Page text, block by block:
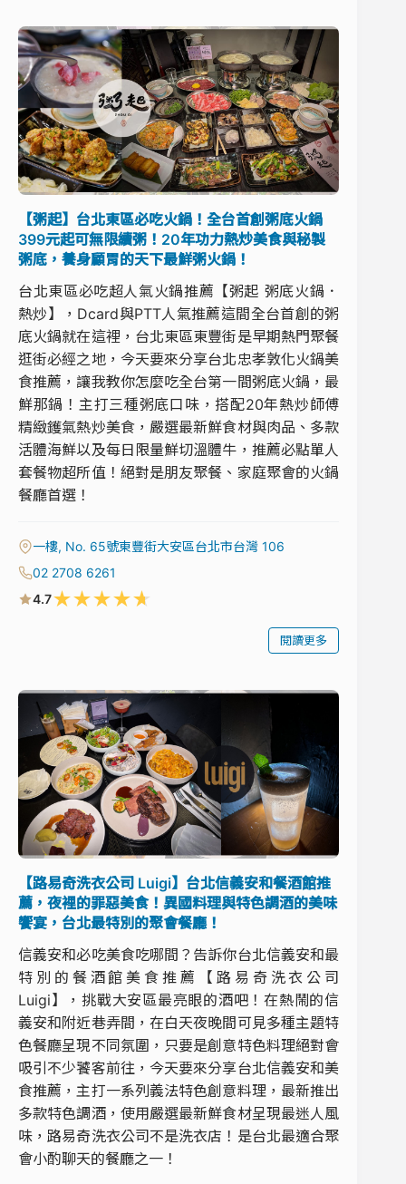
【粥起】台北東區必吃火鍋！全台首創粥底火鍋
399元起可無限續粥！20年功力熱炒美食與秘製
粥底，養身顧胃的天下最鮮粥火鍋！
台北東區必吃超人氣火鍋推薦【粥起 粥底火鍋．
熱炒】，Dcard與PTT人氣推薦這間全台首創的粥
底火鍋就在這裡，台北東區東豐街是早期熱門聚餐
逛街必經之地，今天要來分享台北忠孝敦化火鍋美
食推薦，讓我教你怎麼吃全台第一間粥底火鍋，最
鮮那鍋！主打三種粥底口味，搭配20年熱炒師傅
精緻鑊氣熱炒美食，嚴選最新鮮食材與肉品、多款
活體海鮮以及每日限量鮮切溫體牛，推薦必點單人
套餐物超所值！絕對是朋友聚餐、家庭聚會的火鍋
餐廳首選！
一樓, No. 65號東豐街大安區台北市台灣 106
02 2708 6261
4.7★★★★★
閱讀更多
【路易奇洗衣公司 Luigi】台北信義安和餐酒館推
薦，夜裡的罪惡美食！異國料理與特色調酒的美味
饗宴，台北最特別的聚會餐廳！
信義安和必吃美食吃哪間？告訴你台北信義安和最
特別的餐酒館美食推薦【路易奇洗衣公司
Luigi】，挑戰大安區最亮眼的酒吧！在熱鬧的信
義安和附近巷弄間，在白天夜晚間可見多種主題特
色餐廳呈現不同氛圍，只要是創意特色料理絕對會
吸引不少饕客前往，今天要來分享台北信義安和美
食推薦，主打一系列義法特色創意料理，最新推出
多款特色調酒，使用嚴選最新鮮食材呈現最迷人風
味，路易奇洗衣公司不是洗衣店！是台北最適合聚
會小酌聊天的餐廳之一！